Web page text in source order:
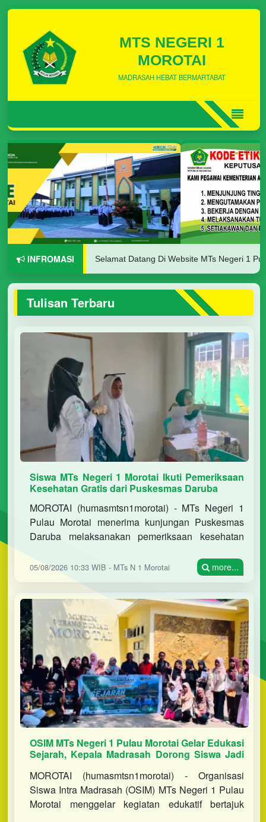
MTS NEGERI 1
MOROTAI
MADRASAH HEBAT BERMARTABAT
INFROMASISelamat Datang Di Website MTs Negeri 1 Pulau
Tulisan Terbaru
Siswa MTs Negeri 1 Morotai Ikuti Pemeriksaan
Kesehatan Gratis dari Puskesmas Daruba
MOROTAI (humasmtsn1morotai) - MTs Negeri 1
Pulau Morotai menerima kunjungan Puskesmas
Daruba melaksanakan pemeriksaan kesehatan
meningkatkan derajat kesehatan pesert
05/08/2026 10:33 WIB - MTs N 1 Morotai more...
OSIM MTs Negeri 1 Pulau Morotai Gelar Edukasi
Sejarah, Kepala Madrasah Dorong Siswa Jadi
MOROTAI (humasmtsn1morotai) - Organisasi
Siswa Intra Madrasah (OSIM) MTs Negeri 1 Pulau
Morotai menggelar kegiatan edukatif bertajuk